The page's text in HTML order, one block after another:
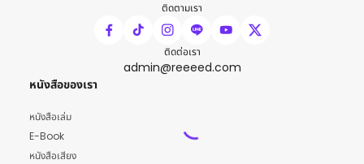
ติดตามเรา
ติดต่อเรา
admin@reeeed.com
หนังสือของเรา
หนังสือเล่ม
E-Book
หนังสือเสียง